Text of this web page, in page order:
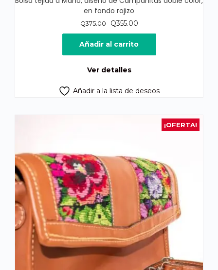
en fondo rojizo
Q375.00
El
precio
original
era:
Q355.00El
precio
actual
es:
Añadir al carrito
Ver detalles
Añadir a la lista de deseos
¡OFERTA!